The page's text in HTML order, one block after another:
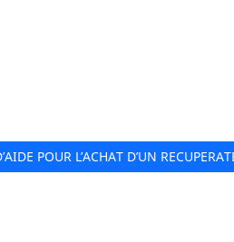
POUR L’ACHAT D’UN